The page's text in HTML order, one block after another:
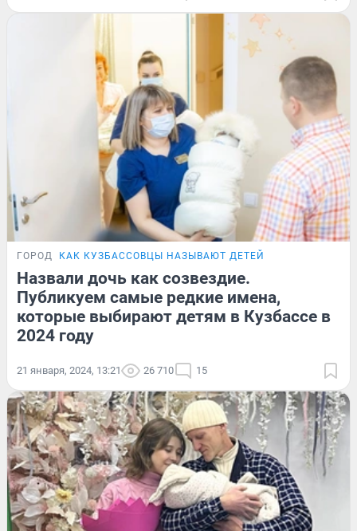
ГОРОД КАК КУЗБАССОВЦЫ НАЗЫВАЮТ ДЕТЕЙ
Назвали дочь как созвездие.
Публикуем самые редкие имена,
которые выбирают детям в Кузбассе в
2024 году
21 января, 2024, 13:21 26 710 15